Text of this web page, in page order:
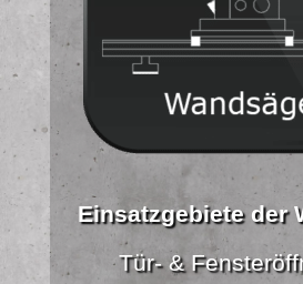
Einsatzgebiete der
Tür- &